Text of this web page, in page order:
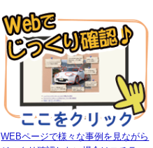
WEBページで様々な事例を見ながら